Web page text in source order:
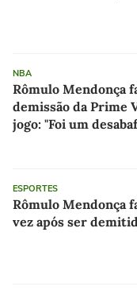
NBA
Rômulo Mendonça
demissão da Prime
jogo: "Foi um
ESPORTES
Rômulo Mendonça
vez após ser